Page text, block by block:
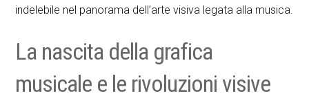
indelebile nel panorama dell’arte visiva legata alla musica.
La nascita della grafica
musicale e le rivoluzioni visive